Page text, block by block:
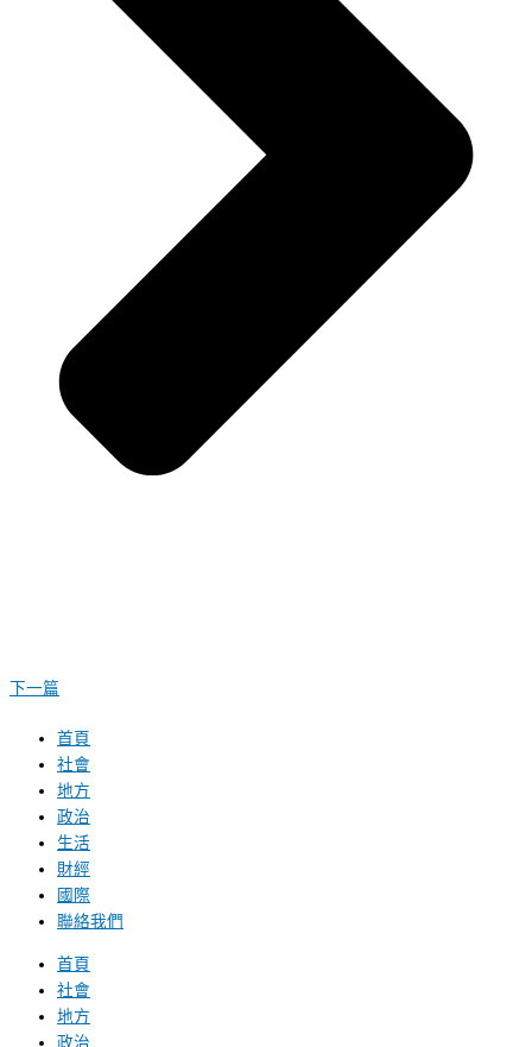
下一篇
首頁
社會
地方
政治
生活
財經
國際
聯絡我們
首頁
社會
地方
政治